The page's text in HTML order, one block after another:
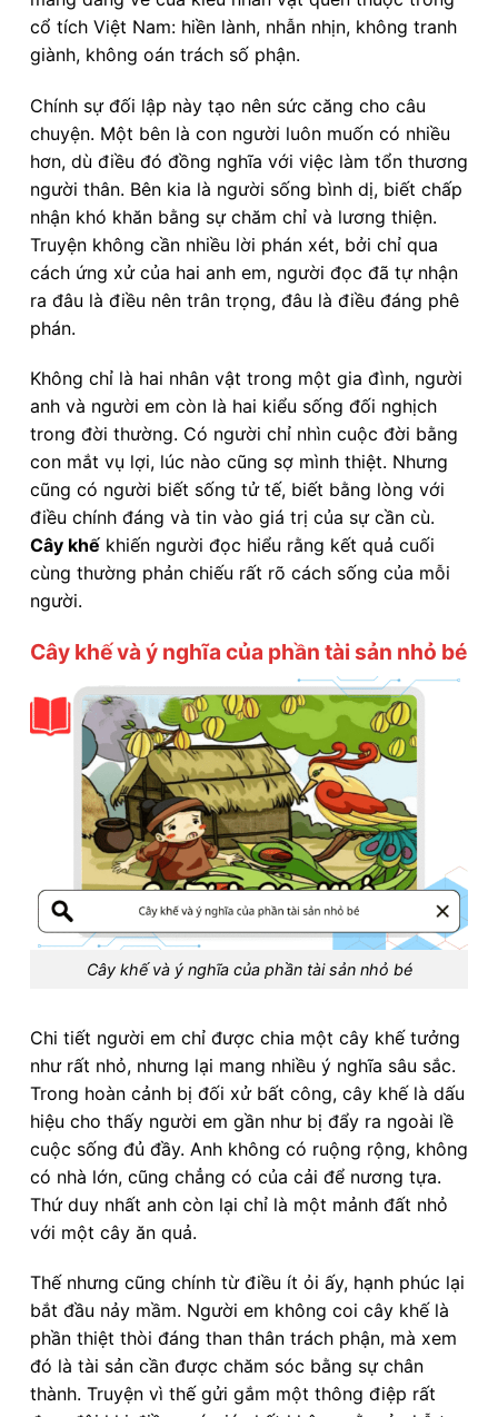
cổ tích Việt Nam: hiền lành, nhẫn nhịn, không tranh
giành, không oán trách số phận.
Chính sự đối lập này tạo nên sức căng cho câu
chuyện. Một bên là con người luôn muốn có nhiều
hơn, dù điều đó đồng nghĩa với việc làm tổn thương
người thân. Bên kia là người sống bình dị, biết chấp
nhận khó khăn bằng sự chăm chỉ và lương thiện.
Truyện không cần nhiều lời phán xét, bởi chỉ qua
cách ứng xử của hai anh em, người đọc đã tự nhận
ra đâu là điều nên trân trọng, đâu là điều đáng phê
phán.
Không chỉ là hai nhân vật trong một gia đình, người
anh và người em còn là hai kiểu sống đối nghịch
trong đời thường. Có người chỉ nhìn cuộc đời bằng
con mắt vụ lợi, lúc nào cũng sợ mình thiệt. Nhưng
cũng có người biết sống tử tế, biết bằng lòng với
điều chính đáng và tin vào giá trị của sự cần cù.
Cây khế khiến người đọc hiểu rằng kết quả cuối
cùng thường phản chiếu rất rõ cách sống của mỗi
người.
Cây khế và ý nghĩa của phần tài sản nhỏ bé
Cây khế và ý nghĩa của phần tài sản nhỏ bé
Chi tiết người em chỉ được chia một cây khế tưởng
như rất nhỏ, nhưng lại mang nhiều ý nghĩa sâu sắc.
Trong hoàn cảnh bị đối xử bất công, cây khế là dấu
hiệu cho thấy người em gần như bị đẩy ra ngoài lề
cuộc sống đủ đầy. Anh không có ruộng rộng, không
có nhà lớn, cũng chẳng có của cải để nương tựa.
Thứ duy nhất anh còn lại chỉ là một mảnh đất nhỏ
với một cây ăn quả.
Thế nhưng cũng chính từ điều ít ỏi ấy, hạnh phúc lại
bắt đầu nảy mầm. Người em không coi cây khế là
phần thiệt thòi đáng than thân trách phận, mà xem
đó là tài sản cần được chăm sóc bằng sự chân
thành. Truyện vì thế gửi gắm một thông điệp rất